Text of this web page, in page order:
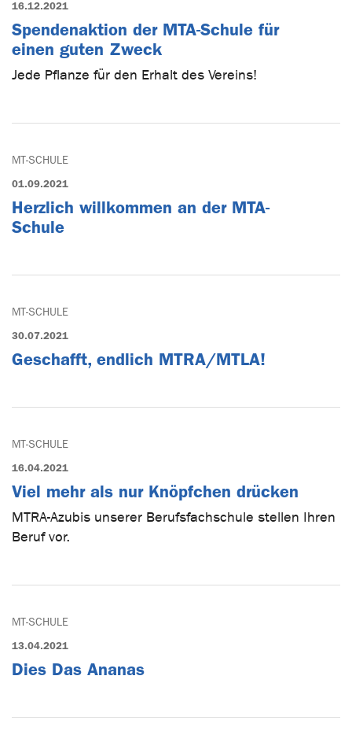
16.12.2021
Spendenaktion der MTA-Schule für
einen guten Zweck
Jede Pflanze für den Erhalt des Vereins!
MT-SCHULE
01.09.2021
Herzlich willkommen an der MTA-
Schule
MT-SCHULE
30.07.2021
Geschafft, endlich MTRA/MTLA!
MT-SCHULE
16.04.2021
Viel mehr als nur Knöpfchen drücken
MTRA-Azubis unserer Berufsfachschule stellen Ihren
Beruf vor.
MT-SCHULE
13.04.2021
Dies Das Ananas